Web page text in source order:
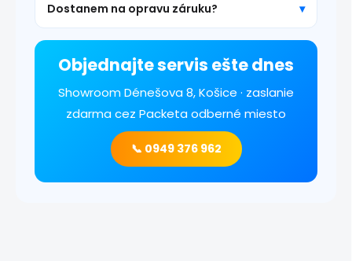
Dostanem na opravu záruku?
Objednajte servis ešte dnes
Showroom Dénešova 8, Košice · zaslanie
zdarma cez Packeta odberné miesto
📞 0949 376 962